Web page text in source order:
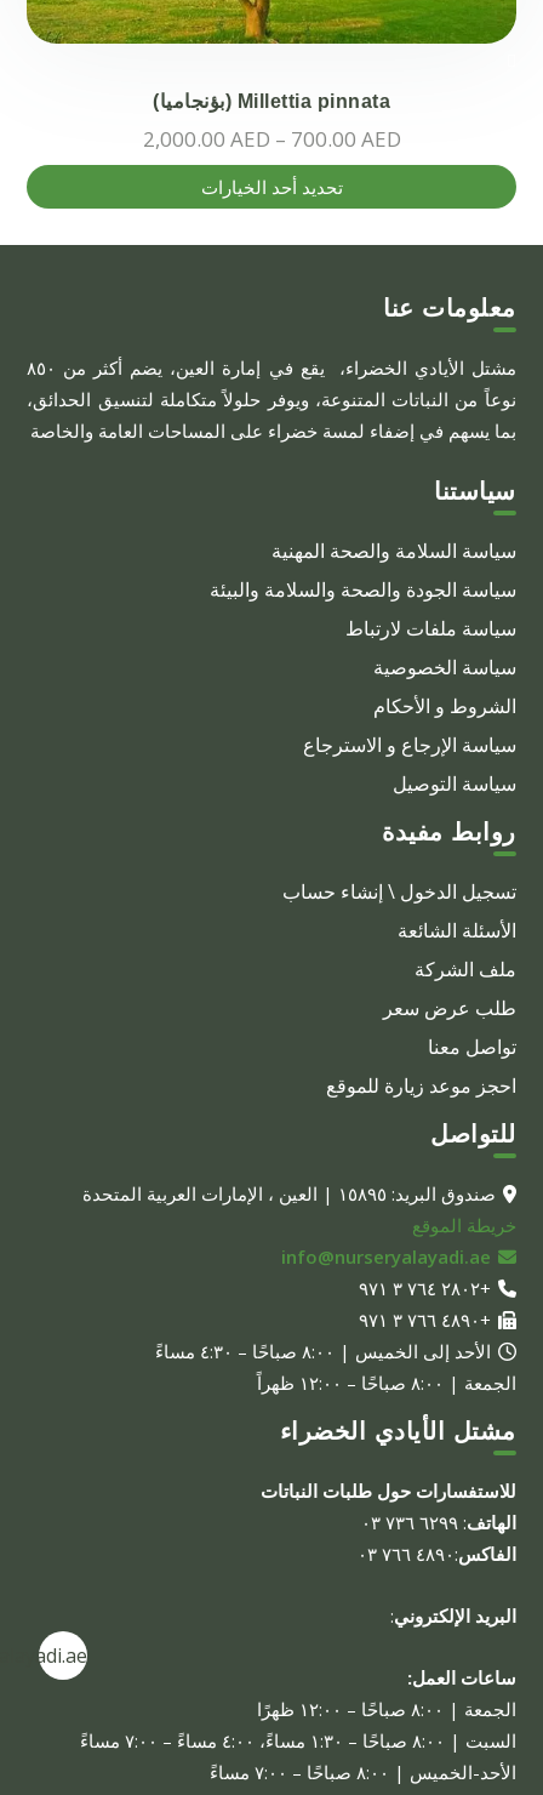
Millettia pinnata (بؤنجاميا)
700.00 AED
–
2,000.00 AED
السعر:
تحديد أحد الخيارات
هناك
العديد
من
المختلفة
لهذا
المنتج.
يمكن
اختيار
على
المنتج
معلومات عنا
مشتل الأيادي الخضراء، يقع في إمارة العين، يضم أكثر من ٨٥٠
نوعاً من النباتات المتنوعة، ويوفر حلولاً متكاملة لتنسيق الحدائق،
بما يسهم في إضفاء لمسة خضراء على المساحات العامة والخاصة
سياستنا
سياسة السلامة والصحة المهنية
سياسة الجودة والصحة والسلامة والبيئة
سياسة ملفات لارتباط
سياسة الخصوصية
الشروط و الأحكام
سياسة الإرجاع و الاسترجاع
سياسة التوصيل
روابط مفيدة
تسجيل الدخول \ إنشاء حساب
الأسئلة الشائعة
ملف الشركة
طلب عرض سعر
تواصل معنا
احجز موعد زيارة للموقع
للتواصل
صندوق البريد: ١٥٨٩٥ | العين ، الإمارات العربية المتحدة
خريطة الموقع
info@nurseryalayadi.ae
+٢٨٠٢ ٧٦٤ ٣ ٩٧١
+٤٨٩٠ ٧٦٦ ٣ ٩٧١
الأحد إلى الخميس | ٨:٠٠ صباحًا – ٤:٣٠ مساءً
الجمعة | ٨:٠٠ صباحًا – ١٢:٠٠ ظهراً
مشتل الأيادي الخضراء
للاستفسارات حول طلبات النباتات
الهاتف: ٦٢٩٩ ٧٣٦ ٠٣
الفاكس:٤٨٩٠ ٧٦٦ ٠٣
البريد الإلكتروني:
ساعات العمل:
الجمعة | ٨:٠٠ صباحًا – ١٢:٠٠ ظهرًا
السبت | ٨:٠٠ صباحًا – ١:٣٠ مساءً، ٤:٠٠ مساءً – ٧:٠٠ مساءً
الأحد-الخميس | ٨:٠٠ صباحًا – ٧:٠٠ مساءً